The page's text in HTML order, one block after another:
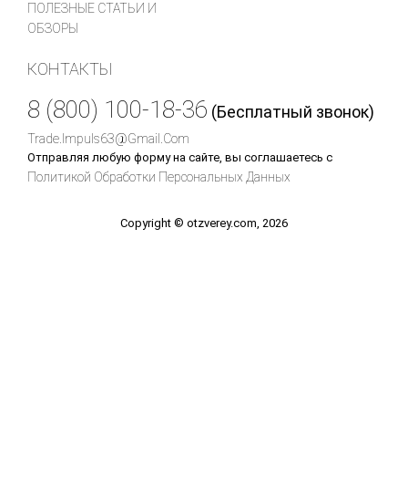
ПОЛЕЗНЫЕ СТАТЬИ И
ОБЗОРЫ
КОНТАКТЫ
8 (800) 100-18-36 (Бесплатный звонок)
Trade.impuls63@gmail.com
Отправляя любую форму на сайте, вы соглашаетесь с
Политикой Обработки Персональных Данных
Copyright © otzverey.com, 2026